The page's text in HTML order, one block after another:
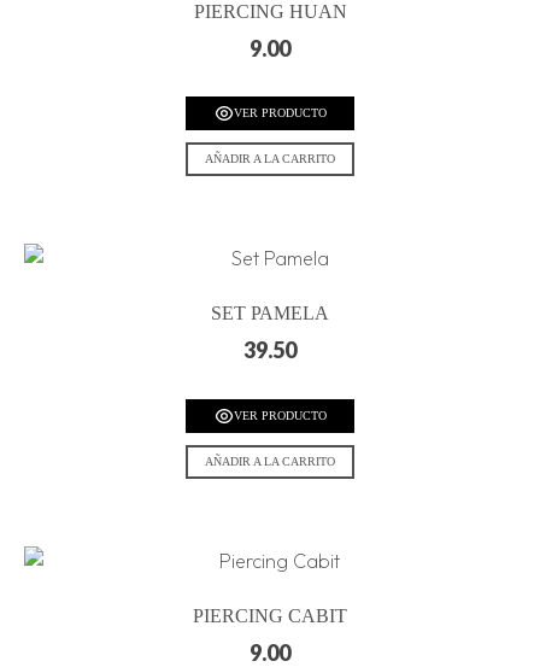
PIERCING HUAN
9.00
VER PRODUCTO
AÑADIR A LA CARRITO
SET PAMELA
39.50
VER PRODUCTO
AÑADIR A LA CARRITO
PIERCING CABIT
9.00